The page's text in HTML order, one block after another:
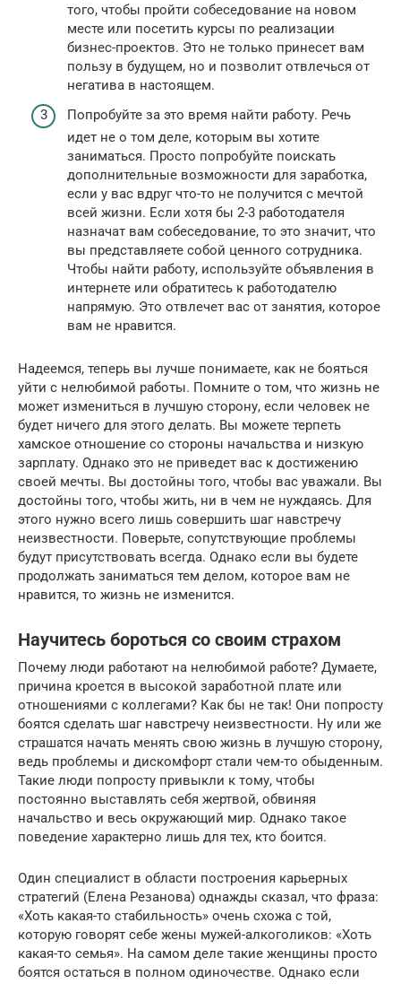
того, чтобы пройти собеседование на новом
месте или посетить курсы по реализации
бизнес-проектов. Это не только принесет вам
пользу в будущем, но и позволит отвлечься от
негатива в настоящем.
Попробуйте за это время найти работу. Речь
идет не о том деле, которым вы хотите
заниматься. Просто попробуйте поискать
дополнительные возможности для заработка,
если у вас вдруг что-то не получится с мечтой
всей жизни. Если хотя бы 2-3 работодателя
назначат вам собеседование, то это значит, что
вы представляете собой ценного сотрудника.
Чтобы найти работу, используйте объявления в
интернете или обратитесь к работодателю
напрямую. Это отвлечет вас от занятия, которое
вам не нравится.
Надеемся, теперь вы лучше понимаете, как не бояться
уйти с нелюбимой работы. Помните о том, что жизнь не
может измениться в лучшую сторону, если человек не
будет ничего для этого делать. Вы можете терпеть
хамское отношение со стороны начальства и низкую
зарплату. Однако это не приведет вас к достижению
своей мечты. Вы достойны того, чтобы вас уважали. Вы
достойны того, чтобы жить, ни в чем не нуждаясь. Для
этого нужно всего лишь совершить шаг навстречу
неизвестности. Поверьте, сопутствующие проблемы
будут присутствовать всегда. Однако если вы будете
продолжать заниматься тем делом, которое вам не
нравится, то жизнь не изменится.
Научитесь бороться со своим страхом
Почему люди работают на нелюбимой работе? Думаете,
причина кроется в высокой заработной плате или
отношениями с коллегами? Как бы не так! Они попросту
боятся сделать шаг навстречу неизвестности. Ну или же
страшатся начать менять свою жизнь в лучшую сторону,
ведь проблемы и дискомфорт стали чем-то обыденным.
Такие люди попросту привыкли к тому, чтобы
постоянно выставлять себя жертвой, обвиняя
начальство и весь окружающий мир. Однако такое
поведение характерно лишь для тех, кто боится.
Один специалист в области построения карьерных
стратегий (Елена Резанова) однажды сказал, что фраза:
«Хоть какая-то стабильность» очень схожа с той,
которую говорят себе жены мужей-алкоголиков: «Хоть
какая-то семья». На самом деле такие женщины просто
боятся остаться в полном одиночестве. Однако если